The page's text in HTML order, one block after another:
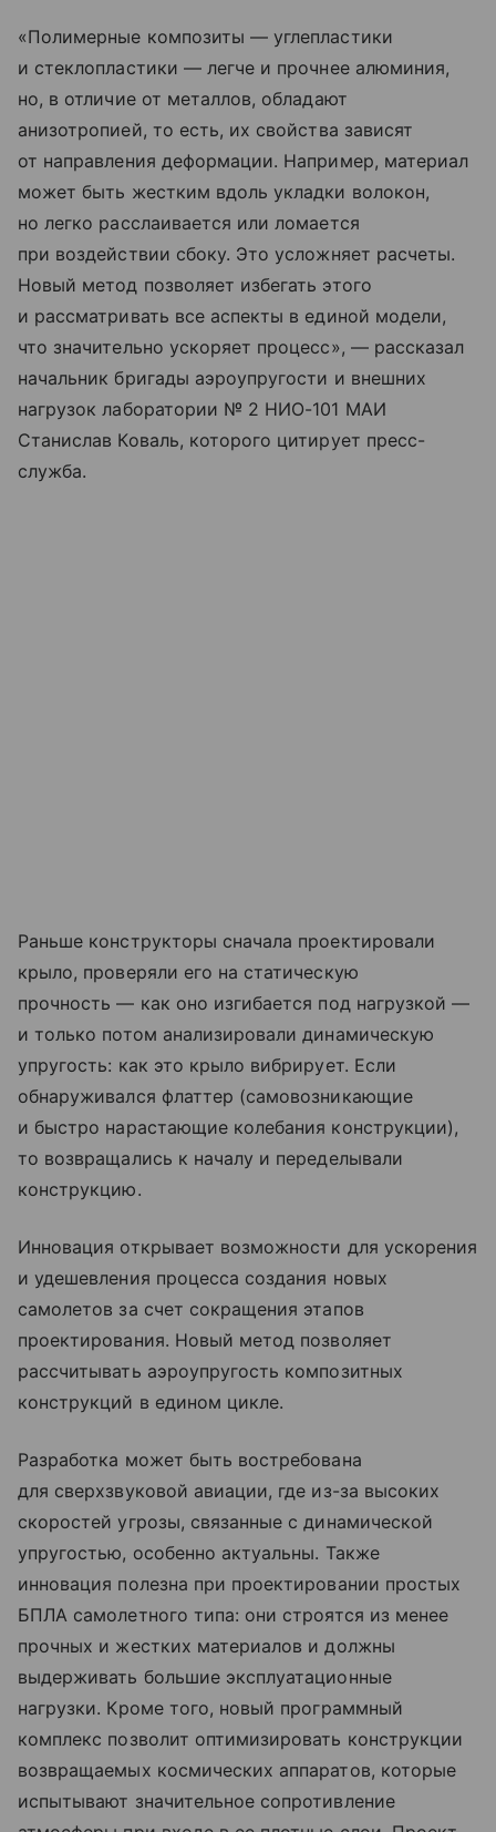
«Полимерные композиты — углепластики
и стеклопластики — легче и прочнее алюминия,
но, в отличие от металлов, обладают
анизотропией, то есть, их свойства зависят
от направления деформации. Например, материал
может быть жестким вдоль укладки волокон,
но легко расслаивается или ломается
при воздействии сбоку. Это усложняет расчеты.
Новый метод позволяет избегать этого
и рассматривать все аспекты в единой модели,
что значительно ускоряет процесс», — рассказал
начальник бригады аэроупругости и внешних
нагрузок лаборатории № 2 НИО-101 МАИ
Станислав Коваль, которого цитирует пресс-
служба.
Раньше конструкторы сначала проектировали
крыло, проверяли его на статическую
прочность — как оно изгибается под нагрузкой —
и только потом анализировали динамическую
упругость: как это крыло вибрирует. Если
обнаруживался флаттер (самовозникающие
и быстро нарастающие колебания конструкции),
то возвращались к началу и переделывали
конструкцию.
Инновация открывает возможности для ускорения
и удешевления процесса создания новых
самолетов за счет сокращения этапов
проектирования. Новый метод позволяет
рассчитывать аэроупругость композитных
конструкций в едином цикле.
Разработка может быть востребована
для сверхзвуковой авиации, где из-за высоких
скоростей угрозы, связанные с динамической
упругостью, особенно актуальны. Также
инновация полезна при проектировании простых
БПЛА самолетного типа: они строятся из менее
прочных и жестких материалов и должны
выдерживать большие эксплуатационные
нагрузки. Кроме того, новый программный
комплекс позволит оптимизировать конструкции
возвращаемых космических аппаратов, которые
испытывают значительное сопротивление